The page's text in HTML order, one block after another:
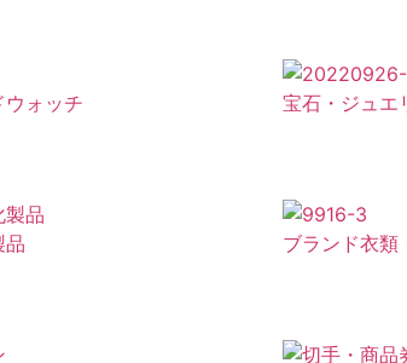
ウォッチ 宝石・ジュエ
品 ブランド衣類